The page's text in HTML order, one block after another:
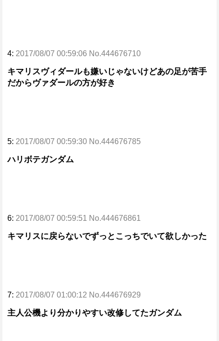
4: 2017/08/07 00:59:06 No.444676710
キマリスヴィダールも嫌いじゃないけどあの足が苦手
だからヴァダールの方が好き
5: 2017/08/07 00:59:30 No.444676785
ハリボテガンダム
6: 2017/08/07 00:59:51 No.444676861
キマリスに戻らないでずっとこっちでいて欲しかった
7: 2017/08/07 01:00:12 No.444676929
主人公機より分かりやすい改修してたガンダム